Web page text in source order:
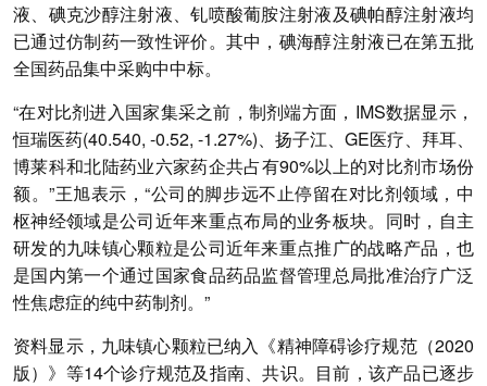
液、碘克沙醇注射液、钆喷酸葡胺注射液及碘帕醇注射液均
已通过仿制药一致性评价。其中，碘海醇注射液已在第五批
全国药品集中采购中中标。
“在对比剂进入国家集采之前，制剂端方面，IMS数据显示，
恒瑞医药(40.540, -0.52, -1.27%)、扬子江、GE医疗、拜耳、
博莱科和北陆药业六家药企共占有90%以上的对比剂市场份
额。”王旭表示，“公司的脚步远不止停留在对比剂领域，中
枢神经领域是公司近年来重点布局的业务板块。同时，自主
研发的九味镇心颗粒是公司近年来重点推广的战略产品，也
是国内第一个通过国家食品药品监督管理总局批准治疗广泛
性焦虑症的纯中药制剂。”
资料显示，九味镇心颗粒已纳入《精神障碍诊疗规范（2020
版）》等14个诊疗规范及指南、共识。目前，该产品已逐步